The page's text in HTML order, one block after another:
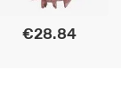
€28.84